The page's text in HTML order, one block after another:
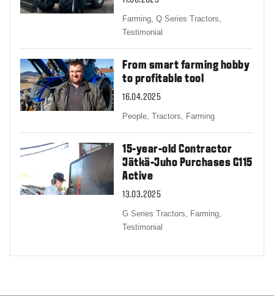
Farming,Q Series Tractors,
Testimonial
From smart farming hobby
to profitable tool
16.04.2025
People,Tractors, Farming
15-year-old Contractor
Jätkä-Juho Purchases G115
Active
13.03.2025
G Series Tractors, Farming,
Testimonial